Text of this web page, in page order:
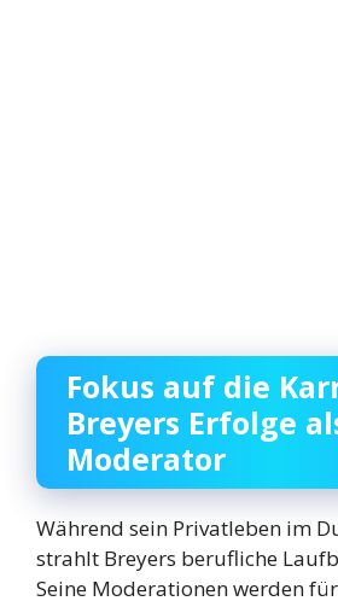
Fokus auf die
Breyers Erfolge
Moderator
Während sein Privatleben im
strahlt Breyers berufliche
Seine Moderationen werden